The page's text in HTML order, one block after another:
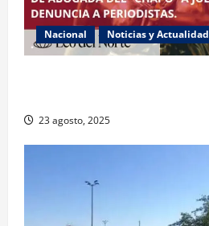
Nacional Noticias y Actualidad
23 agosto, 2025